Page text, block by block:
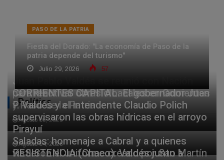
PASO DE LA PATRIA
Fiesta del Dorado: "La economía de Paso de la
patria depende del turismo"
Julio 29, 2026 57
Política
Juan Pablo Valdés se reunió con Nación
para reactivar obras cloacales en Corrientes
y Paso de la Patria
Agosto 06, 2026
CORRIENTES CAPITAL. El gobernador Juan
P. Valdés y el intendente Claudio Polich
supervisaron las obras hídricas en el arroyo
Pirayuí
Agosto 04, 2026
Saladas: homenaje a Cabral y a quienes
vistieron el uniforme creado por San Martín
RESISTENCIA (Chaco). Valdés junto a